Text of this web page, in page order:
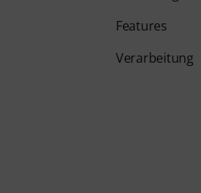
Features
Verarbeitung